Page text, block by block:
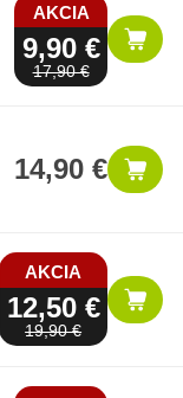
AKCIA
9,90 €
17,90 €
14,90 €
AKCIA
12,50 €
19,90 €